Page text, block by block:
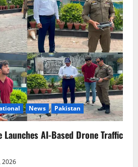
News Pakistan
AI-Based Drone Traffic
2026